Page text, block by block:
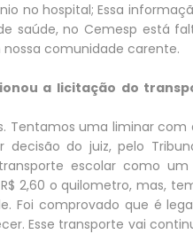
no hospital; Essa
saúde, no Cemesp está
comunidade carente.
a licitação do
uma liminar com
do juiz, pelo
escolar como um
2,60 o quilometro, mas,
Foi comprovado que é
Esse transporte vai